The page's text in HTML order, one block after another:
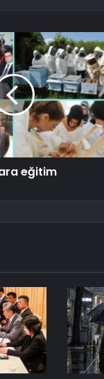
eğitim